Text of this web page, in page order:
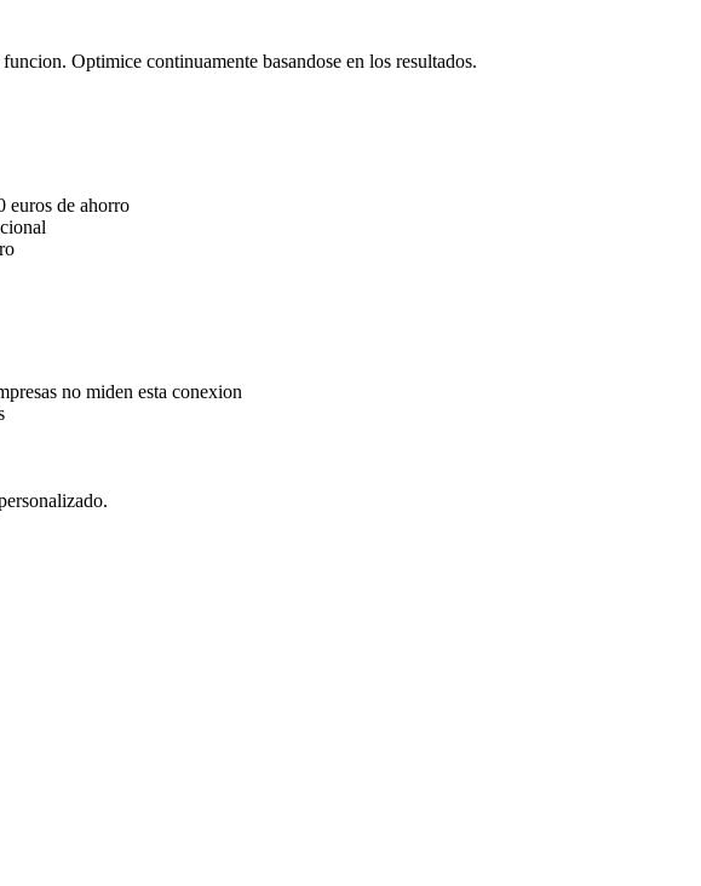
Optimice continuamente basandose en los resultados.
euros de ahorro
no miden esta conexion